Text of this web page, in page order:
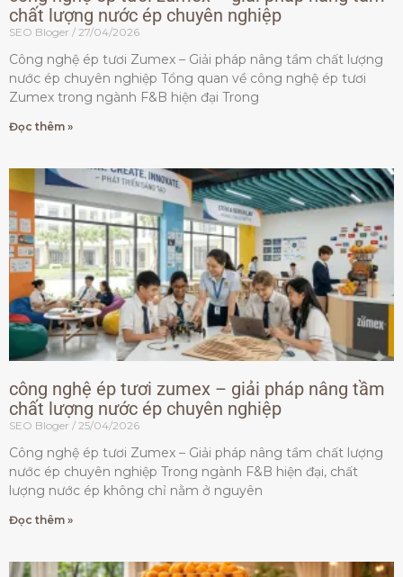
chất lượng nước ép chuyên nghiệp
SEO Bloger 27/04/2026
Công nghệ ép tươi Zumex – Giải pháp nâng tầm chất lượng
nước ép chuyên nghiệp Tổng quan về công nghệ ép tươi
Zumex trong ngành F&B hiện đại Trong
Đọc thêm »
công nghệ ép tươi zumex – giải pháp nâng tầm
chất lượng nước ép chuyên nghiệp
SEO Bloger 25/04/2026
Công nghệ ép tươi Zumex – Giải pháp nâng tầm chất lượng
nước ép chuyên nghiệp Trong ngành F&B hiện đại, chất
lượng nước ép không chỉ nằm ở nguyên
Đọc thêm »